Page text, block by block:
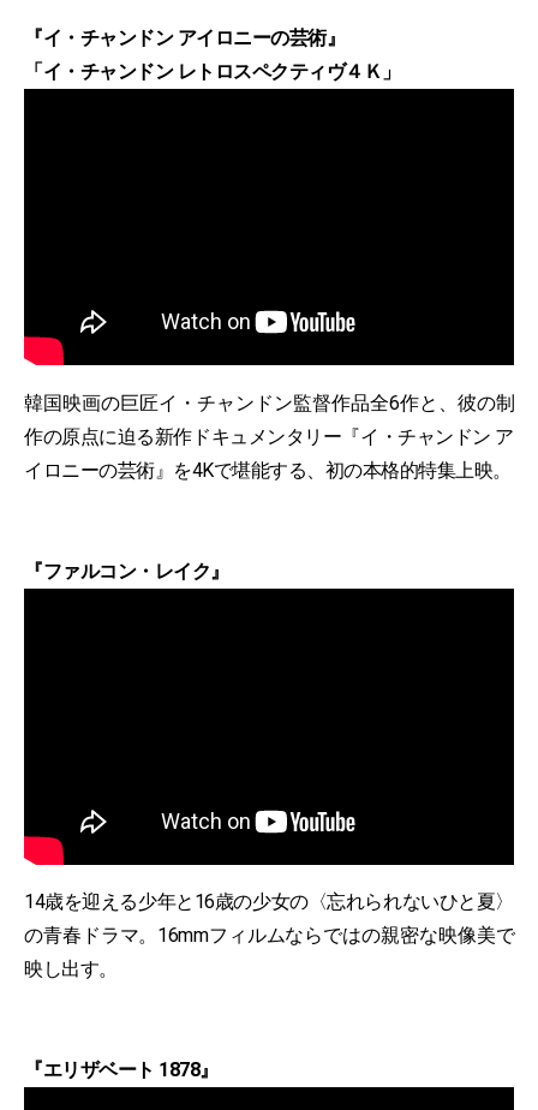
『イ・チャンドン アイロニーの芸術』
「イ・チャンドン レトロスペクティヴ４Ｋ」
韓国映画の巨匠イ・チャンドン監督作品全6作と、彼の制
作の原点に迫る新作ドキュメンタリー『イ・チャンドン ア
イロニーの芸術』を4Kで堪能する、初の本格的特集上映。
『ファルコン・レイク』
14歳を迎える少年と16歳の少女の〈忘れられないひと夏〉
の青春ドラマ。16mmフィルムならではの親密な映像美で
映し出す。
『エリザベート 1878』